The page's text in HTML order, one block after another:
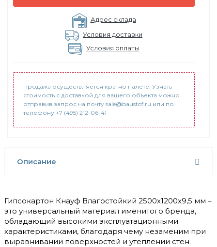
Адрес склада
Условия доставки
Условия оплаты
Продажа осуществляется кратно палете. Узнать
стоимость с доставкой для вашего объекта можно
отправив запрос на почту sale@baustof.ru или по
телефону +7 (495) 212-06-41
Описание
Гипсокартон Кнауф Влагостойкий 2500x1200x9,5 мм –
это универсальный материал именитого бренда,
обладающий высокими эксплуатационными
характеристиками, благодаря чему незаменим при
выравнивании поверхностей и утеплении стен.